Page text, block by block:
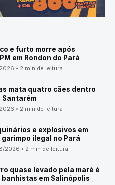
e furto morre após
em Rondon do Pará
• 2 min de leitura
mata quatro cães dentro
Santarém
• 2 min de leitura
e explosivos em
ilegal no Pará
2026 • 2 min de leitura
quase levado pela maré é
banhistas em Salinópolis